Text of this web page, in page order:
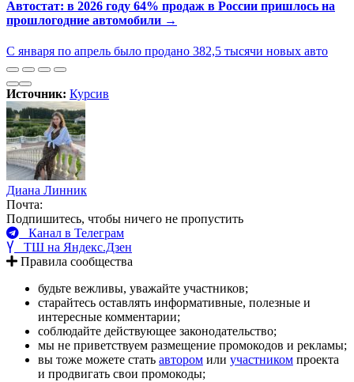
Автостат: в 2026 году 64% продаж в России пришлось на
прошлогодние автомобили →
С января по апрель было продано 382,5 тысячи новых авто
Источник: Курсив
Диана Линник
Почта:
Подпишитесь, чтобы ничего не пропустить
Канал в Телеграм
ТШ на Яндекс.Дзен
Правила сообщества
будьте вежливы, уважайте участников;
старайтесь оставлять информативные, полезные и
интересные комментарии;
соблюдайте действующее законодательство;
мы не приветствуем размещение промокодов и рекламы;
вы тоже можете стать автором или участником проекта
и продвигать свои промокоды;